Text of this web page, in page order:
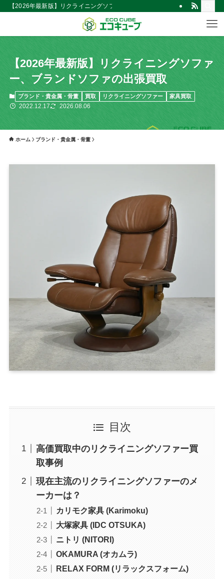
【2026年最新版】リクライニングソファー、ブランドソファの出張買取 | 仙
【2026年最新版】リクライニングソファ
ー、ブランドソファの出張買取
ブランド・貴金属・骨董 買取 リクライニングソファー 家具買取
2022.12.17 2026.08.06
ホーム ブランド・貴金属・骨董
目次
高価買取中のリクライニングソファー買
取事例
現在主流のリクライニングソファーのメ
ーカーは？
カリモク家具 (Karimoku)
大塚家具 (IDC OTSUKA)
ニトリ (NITORI)
OKAMURA (オカムラ)
RELAX FORM (リラックスフォーム)